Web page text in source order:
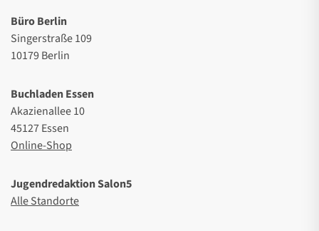
Büro Berlin
Singerstraße 109
10179 Berlin
Buchladen Essen
Akazienallee 10
45127 Essen
Online-Shop
Jugendredaktion Salon5
Alle Standorte